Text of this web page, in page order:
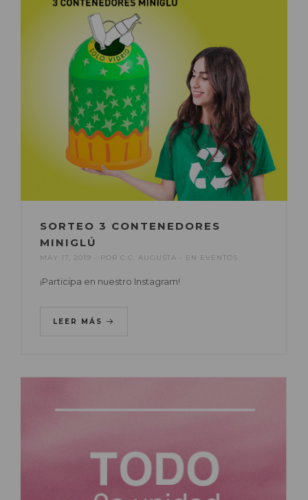
SORTEO 3 CONTENEDORES
MINIGLÚ
MAY 17, 2019 POR C.C. AUGUSTA EN EVENTOS
¡Participa en nuestro Instagram!
LEER MÁS